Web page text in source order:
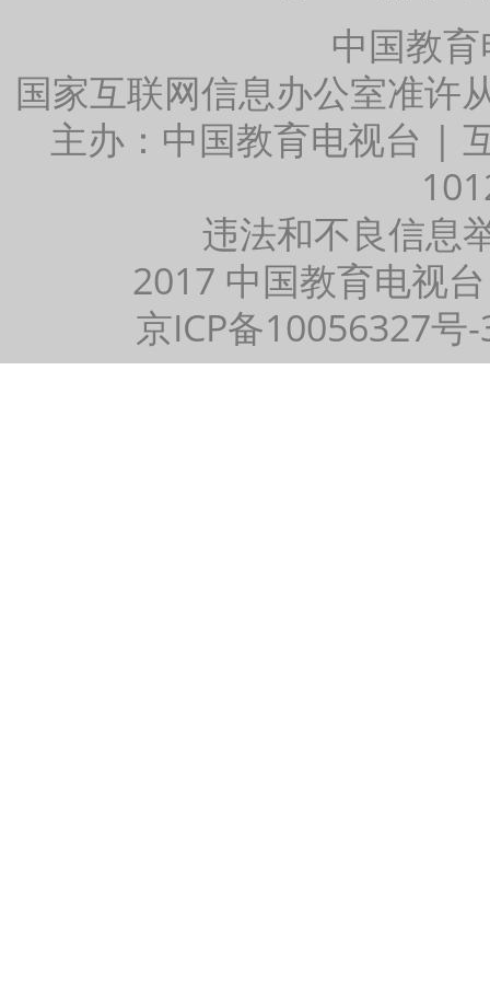
中国教
国家互联网信息办公室准许
主办：中国教育电视台 |
违法和不良信息
2017 中国教育电视
京ICP备10056327号